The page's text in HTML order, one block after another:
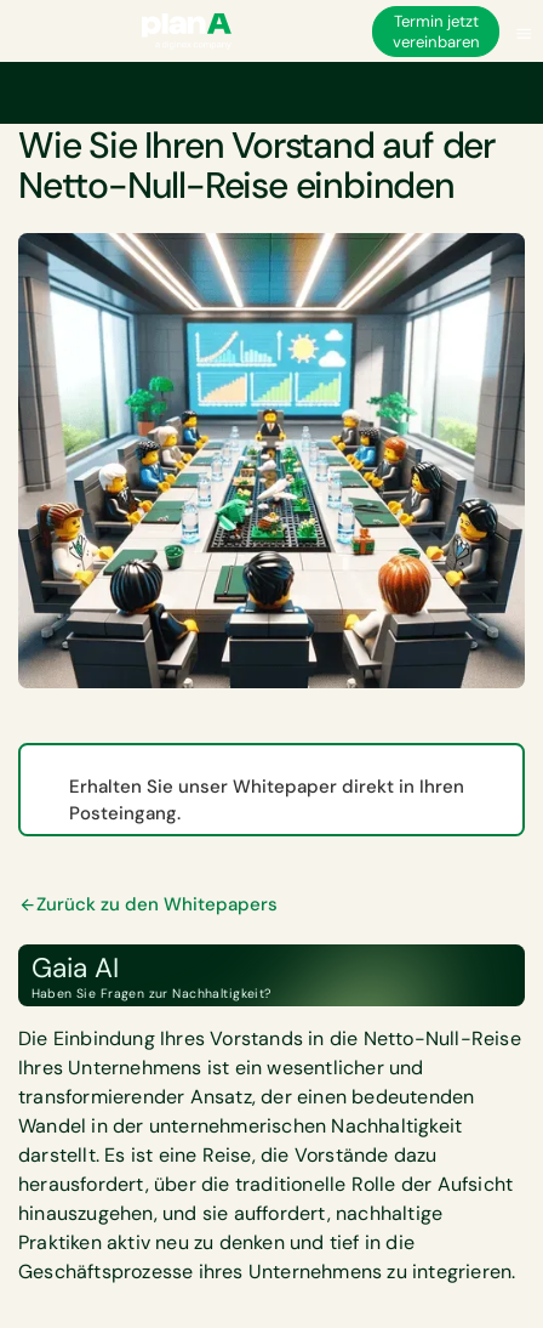
Termin jetzt
vereinbaren
Wie Sie Ihren Vorstand auf der
Netto-Null-Reise einbinden
Erhalten Sie unser Whitepaper direkt in Ihren
Posteingang.
Zurück zu den Whitepapers
Gaia AI
Haben Sie Fragen zur Nachhaltigkeit?
Die Einbindung Ihres Vorstands in die Netto-Null-Reise
Ihres Unternehmens ist ein wesentlicher und
transformierender Ansatz, der einen bedeutenden
Wandel in der unternehmerischen Nachhaltigkeit
darstellt. Es ist eine Reise, die Vorstände dazu
herausfordert, über die traditionelle Rolle der Aufsicht
hinauszugehen, und sie auffordert, nachhaltige
Praktiken aktiv neu zu denken und tief in die
Geschäftsprozesse ihres Unternehmens zu integrieren.